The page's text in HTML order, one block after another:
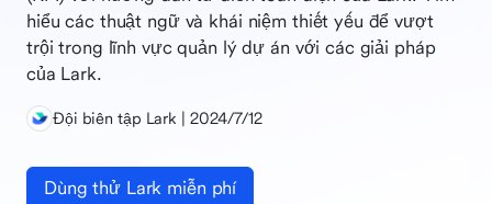
hiểu các thuật ngữ và khái niệm thiết yếu để vượt
trội trong lĩnh vực quản lý dự án với các giải pháp
của Lark.
Đội biên tập Lark | 2024/7/12
Dùng thử Lark miễn phí